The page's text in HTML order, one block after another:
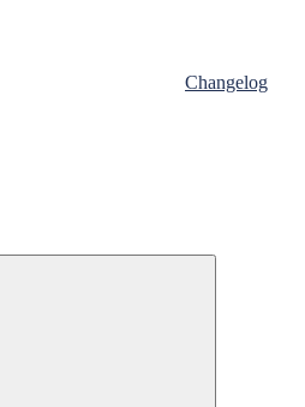
Changelog